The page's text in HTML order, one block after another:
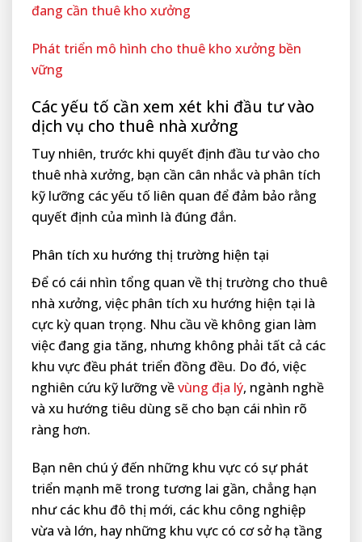
đang cần thuê kho xưởng
Phát triển mô hình cho thuê kho xưởng bền
vững
Các yếu tố cần xem xét khi đầu tư vào
dịch vụ cho thuê nhà xưởng
Tuy nhiên, trước khi quyết định đầu tư vào cho
thuê nhà xưởng, bạn cần cân nhắc và phân tích
kỹ lưỡng các yếu tố liên quan để đảm bảo rằng
quyết định của mình là đúng đắn.
Phân tích xu hướng thị trường hiện tại
Để có cái nhìn tổng quan về thị trường cho thuê
nhà xưởng, việc phân tích xu hướng hiện tại là
cực kỳ quan trọng. Nhu cầu về không gian làm
việc đang gia tăng, nhưng không phải tất cả các
khu vực đều phát triển đồng đều. Do đó, việc
nghiên cứu kỹ lưỡng vềvùng địa lý, ngành nghề
và xu hướng tiêu dùng sẽ cho bạn cái nhìn rõ
ràng hơn.
Bạn nên chú ý đến những khu vực có sự phát
triển mạnh mẽ trong tương lai gần, chẳng hạn
như các khu đô thị mới, các khu công nghiệp
vừa và lớn, hay những khu vực có cơ sở hạ tầng